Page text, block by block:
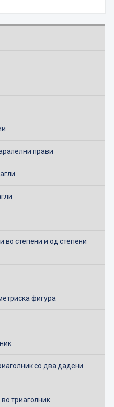
прави
во степени и од степени
фигура
со два дадени
триаголник